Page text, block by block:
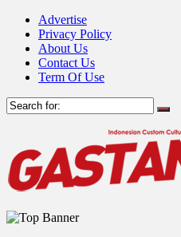
Advertise
Privacy Policy
About Us
Contact Us
Term Of Use